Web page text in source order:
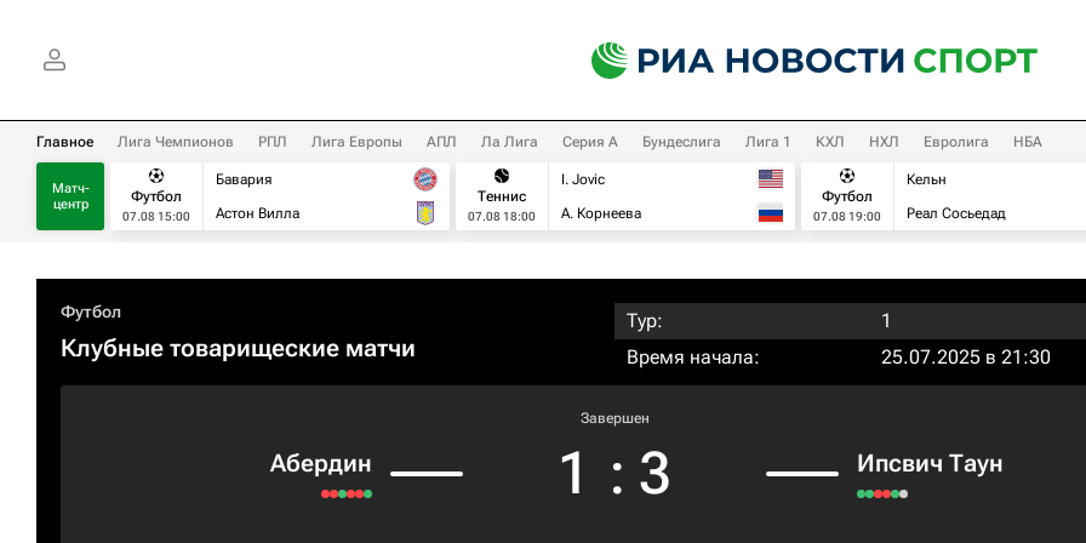
Главное Лига Чемпионов РПЛ Лига Европы АПЛ Ла Лига Серия А Бундеслига Лига 1 КХЛ НХЛ Евролига НБА
Матч-
центр
Футбол
07.08 15:00
Бавария
Астон Вилла
Теннис
07.08 18:00
I. Jovic
А. Корнеева
Футбол
07.08 19:00
Кельн
Реал Сосьедад
Футбол
Клубные товарищеские матчи
Тур:
1
Время начала:
25.07.2025 в 21:30
Абердин
Завершен
1 : 3 Ипсвич Таун